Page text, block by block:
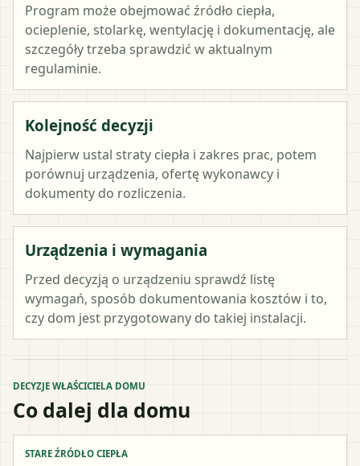
Program może obejmować źródło ciepła,
ocieplenie, stolarkę, wentylację i dokumentację, ale
szczegóły trzeba sprawdzić w aktualnym
regulaminie.
Kolejność decyzji
Najpierw ustal straty ciepła i zakres prac, potem
porównuj urządzenia, ofertę wykonawcy i
dokumenty do rozliczenia.
Urządzenia i wymagania
Przed decyzją o urządzeniu sprawdź listę
wymagań, sposób dokumentowania kosztów i to,
czy dom jest przygotowany do takiej instalacji.
DECYZJE WŁAŚCICIELA DOMU
Co dalej dla domu
STARE ŹRÓDŁO CIEPŁA